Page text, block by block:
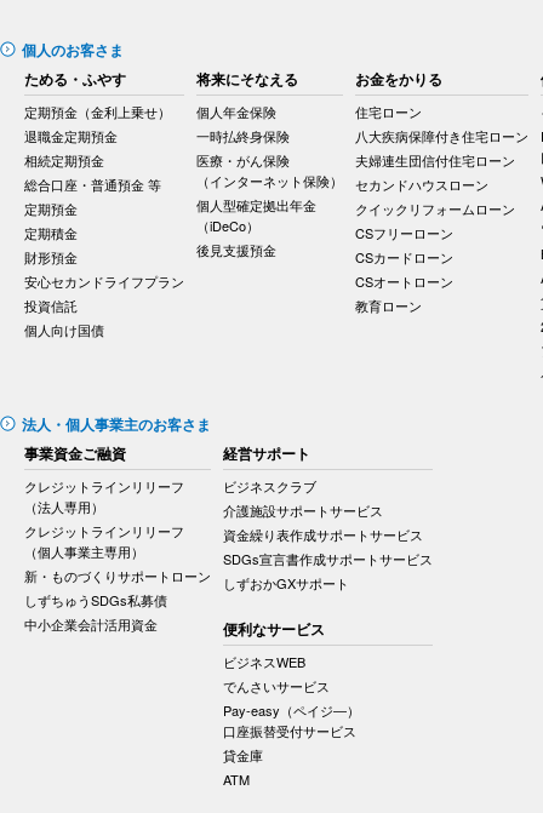
個人のお客さま
ためる・ふやす
定期預金（金利上乗せ）
退職金定期預金
相続定期預金
総合口座・普通預金 等
定期預金
定期積金
財形預金
安心セカンドライフプラン
投資信託
個人向け国債
将来にそなえる
個人年金保険
一時払終身保険
医療・がん保険
（インターネット保険）
個人型確定拠出年金
（iDeCo）
後見支援預金
お金をかりる
住宅ローン
八大疾病保障付き住宅ローン
夫婦連生団信付住宅ローン
セカンドハウスローン
クイックリフォームローン
CSフリーローン
CSカードローン
CSオートローン
教育ローン
法人・個人事業主のお客さま
事業資金ご融資
クレジットラインリリーフ
（法人専用）
クレジットラインリリーフ
（個人事業主専用）
新・ものづくりサポートローン
しずちゅうSDGs私募債
中小企業会計活用資金
経営サポート
ビジネスクラブ
介護施設サポートサービス
資金繰り表作成サポートサービス
SDGs宣言書作成サポートサービス
しずおかGXサポート
便利なサービス
ビジネスWEB
でんさいサービス
Pay-easy（ペイジ―）
口座振替受付サービス
貸金庫
ATM